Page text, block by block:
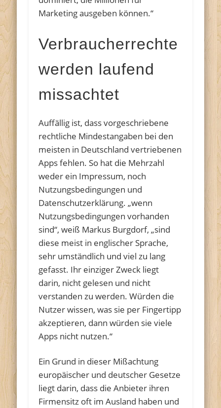
Marketing ausgeben können.“
Verbraucherrechte
werden laufend
missachtet
Auffällig ist, dass vorgeschriebene
rechtliche Mindestangaben bei den
meisten in Deutschland vertriebenen
Apps fehlen. So hat die Mehrzahl
weder ein Impressum, noch
Nutzungsbedingungen und
Datenschutzerklärung. „wenn
Nutzungsbedingungen vorhanden
sind“, weiß Markus Burgdorf, „sind
diese meist in englischer Sprache,
sehr umständlich und viel zu lang
gefasst. Ihr einziger Zweck liegt
darin, nicht gelesen und nicht
verstanden zu werden. Würden die
Nutzer wissen, was sie per Fingertipp
akzeptieren, dann würden sie viele
Apps nicht nutzen.“
Ein Grund in dieser Mißachtung
europäischer und deutscher Gesetze
liegt darin, dass die Anbieter ihren
Firmensitz oft im Ausland haben und